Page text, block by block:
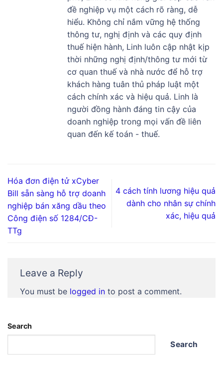
đề nghiệp vụ một cách rõ ràng, dễ
hiểu. Không chỉ nắm vững hệ thống
thông tư, nghị định và các quy định
thuế hiện hành, Linh luôn cập nhật kịp
thời những nghị định/thông tư mới từ
cơ quan thuế và nhà nước để hỗ trợ
khách hàng tuân thủ pháp luật một
cách chính xác và hiệu quả. Linh là
người đồng hành đáng tin cậy của
doanh nghiệp trong mọi vấn đề liên
quan đến kế toán - thuế.
Hóa đơn điện tử xCyber
Bill sẵn sàng hỗ trợ doanh
nghiệp bán xăng dầu theo
Công điện số 1284/CĐ-
TTg
4 cách tính lương hiệu quả
dành cho nhân sự chính
xác, hiệu quả
Leave a Reply
You must be logged in to post a comment.
Search
Search